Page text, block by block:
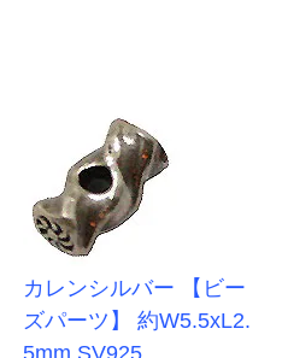
カレンシルバー 【ビー
ズパーツ】 約W5.5xL2.